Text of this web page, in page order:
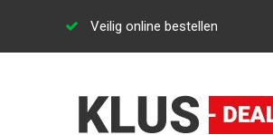
Veilig online bestellen